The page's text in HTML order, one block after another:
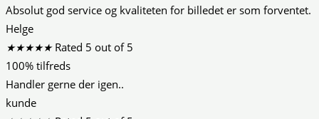
Absolut god service og kvaliteten for billedet er som forventet.
Helge
★★★★★ Rated 5 out of 5
100% tilfreds
Handler gerne der igen..
kunde